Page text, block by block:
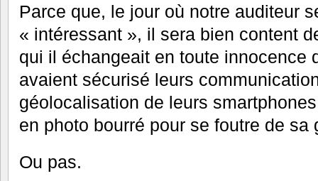
Parce que, le jour où notre auditeur
« intéressant », il sera bien content
qui il échangeait en toute innocence
avaient sécurisé leurs
géolocalisation de leurs
en photo bourré pour se foutre de sa
Ou pas.